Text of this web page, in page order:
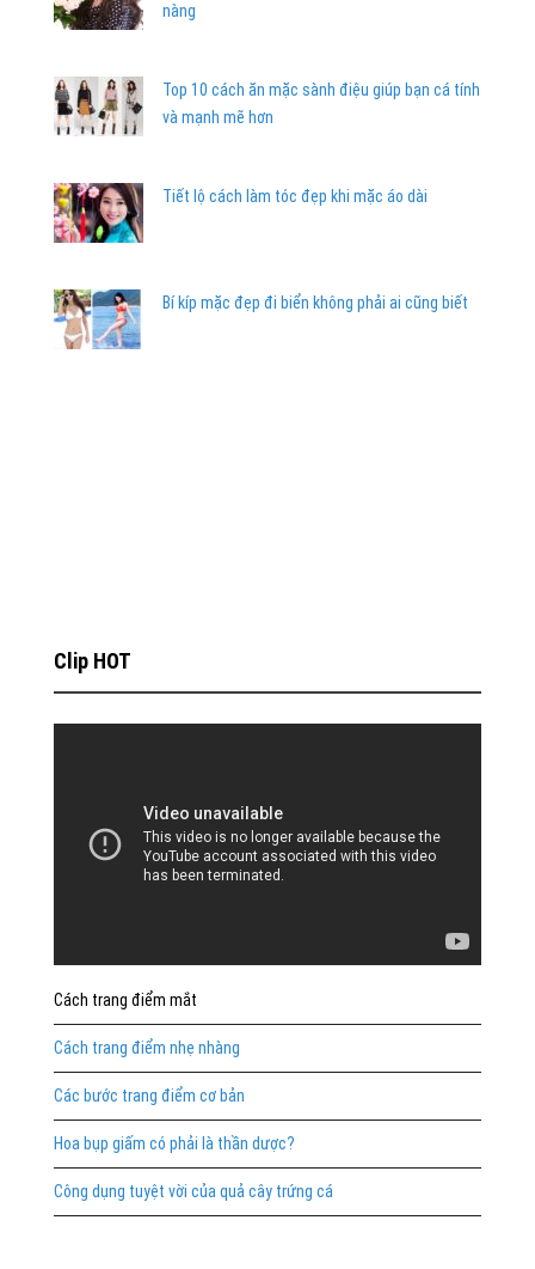
nàng
Top 10 cách ăn mặc sành điệu giúp bạn cá tính
và mạnh mẽ hơn
Tiết lộ cách làm tóc đẹp khi mặc áo dài
Bí kíp mặc đẹp đi biển không phải ai cũng biết
Clip HOT
Cách trang điểm mắt
Cách trang điểm nhẹ nhàng
Các bước trang điểm cơ bản
Hoa bụp giấm có phải là thần dược?
Công dụng tuyệt vời của quả cây trứng cá